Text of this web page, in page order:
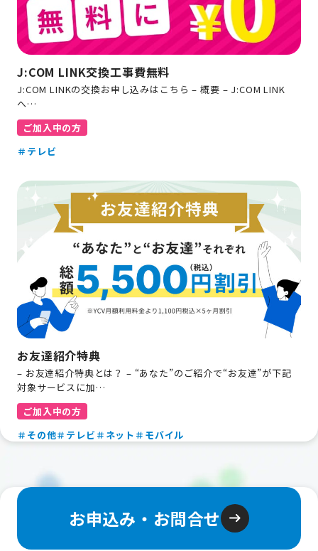
J:COM LINK交換工事費無料
J:COM LINKの交換お申し込みはこちら – 概要 – J:COM LINK
へ…
ご加入中の方
＃テレビ
お友達紹介特典
– お友達紹介特典とは？ – “あなた”のご紹介で“お友達”が下記
対象サービスに加…
ご加入中の方
＃その他＃テレビ ＃ネット ＃モバイル
お申込み・お問合せ